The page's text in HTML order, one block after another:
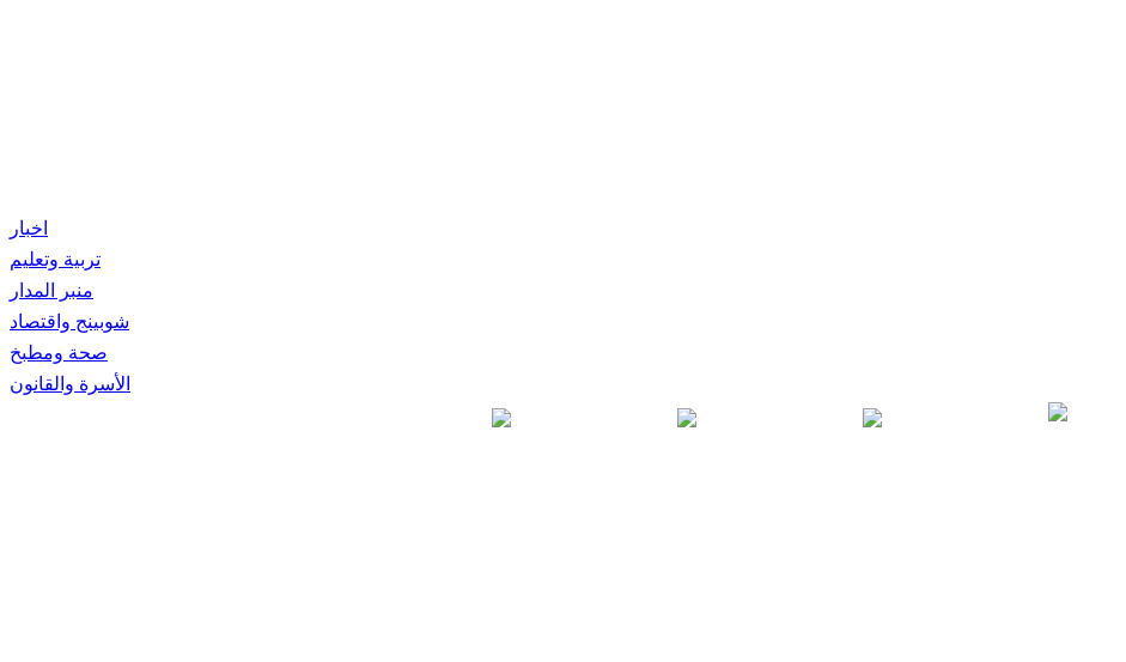
اخبار
تربية وتعليم
منبر المدار
شوبينج واقتصاد
صحة ومطبخ
الأسرة والقانون